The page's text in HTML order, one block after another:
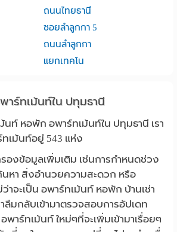
ถนนไทยธานี
ซอยลําลูกกา 5
ถนนลำลูกกา
แยกเทคโน
าร์ทเม้นท์ใน ปทุมธานี
นท์ หอพัก อพาร์ทเม้นท์ใน ปทุมธานี เรา
เม้นท์อยู่ 543 แห่ง
องข้อมูลเพิ่มเติม เช่นการกำหนดช่วง
นหา สิ่งอำนวยความสะดวก หรือ
าจะเป็น อพาร์ทเม้นท์ หอพัก บ้านเช่า
าลืมกลับเข้ามาตรวจสอบการอัปเดท
าร์ทเม้นท์ ใหม่ๆที่จะเพิ่มเข้ามาเรื่อยๆ